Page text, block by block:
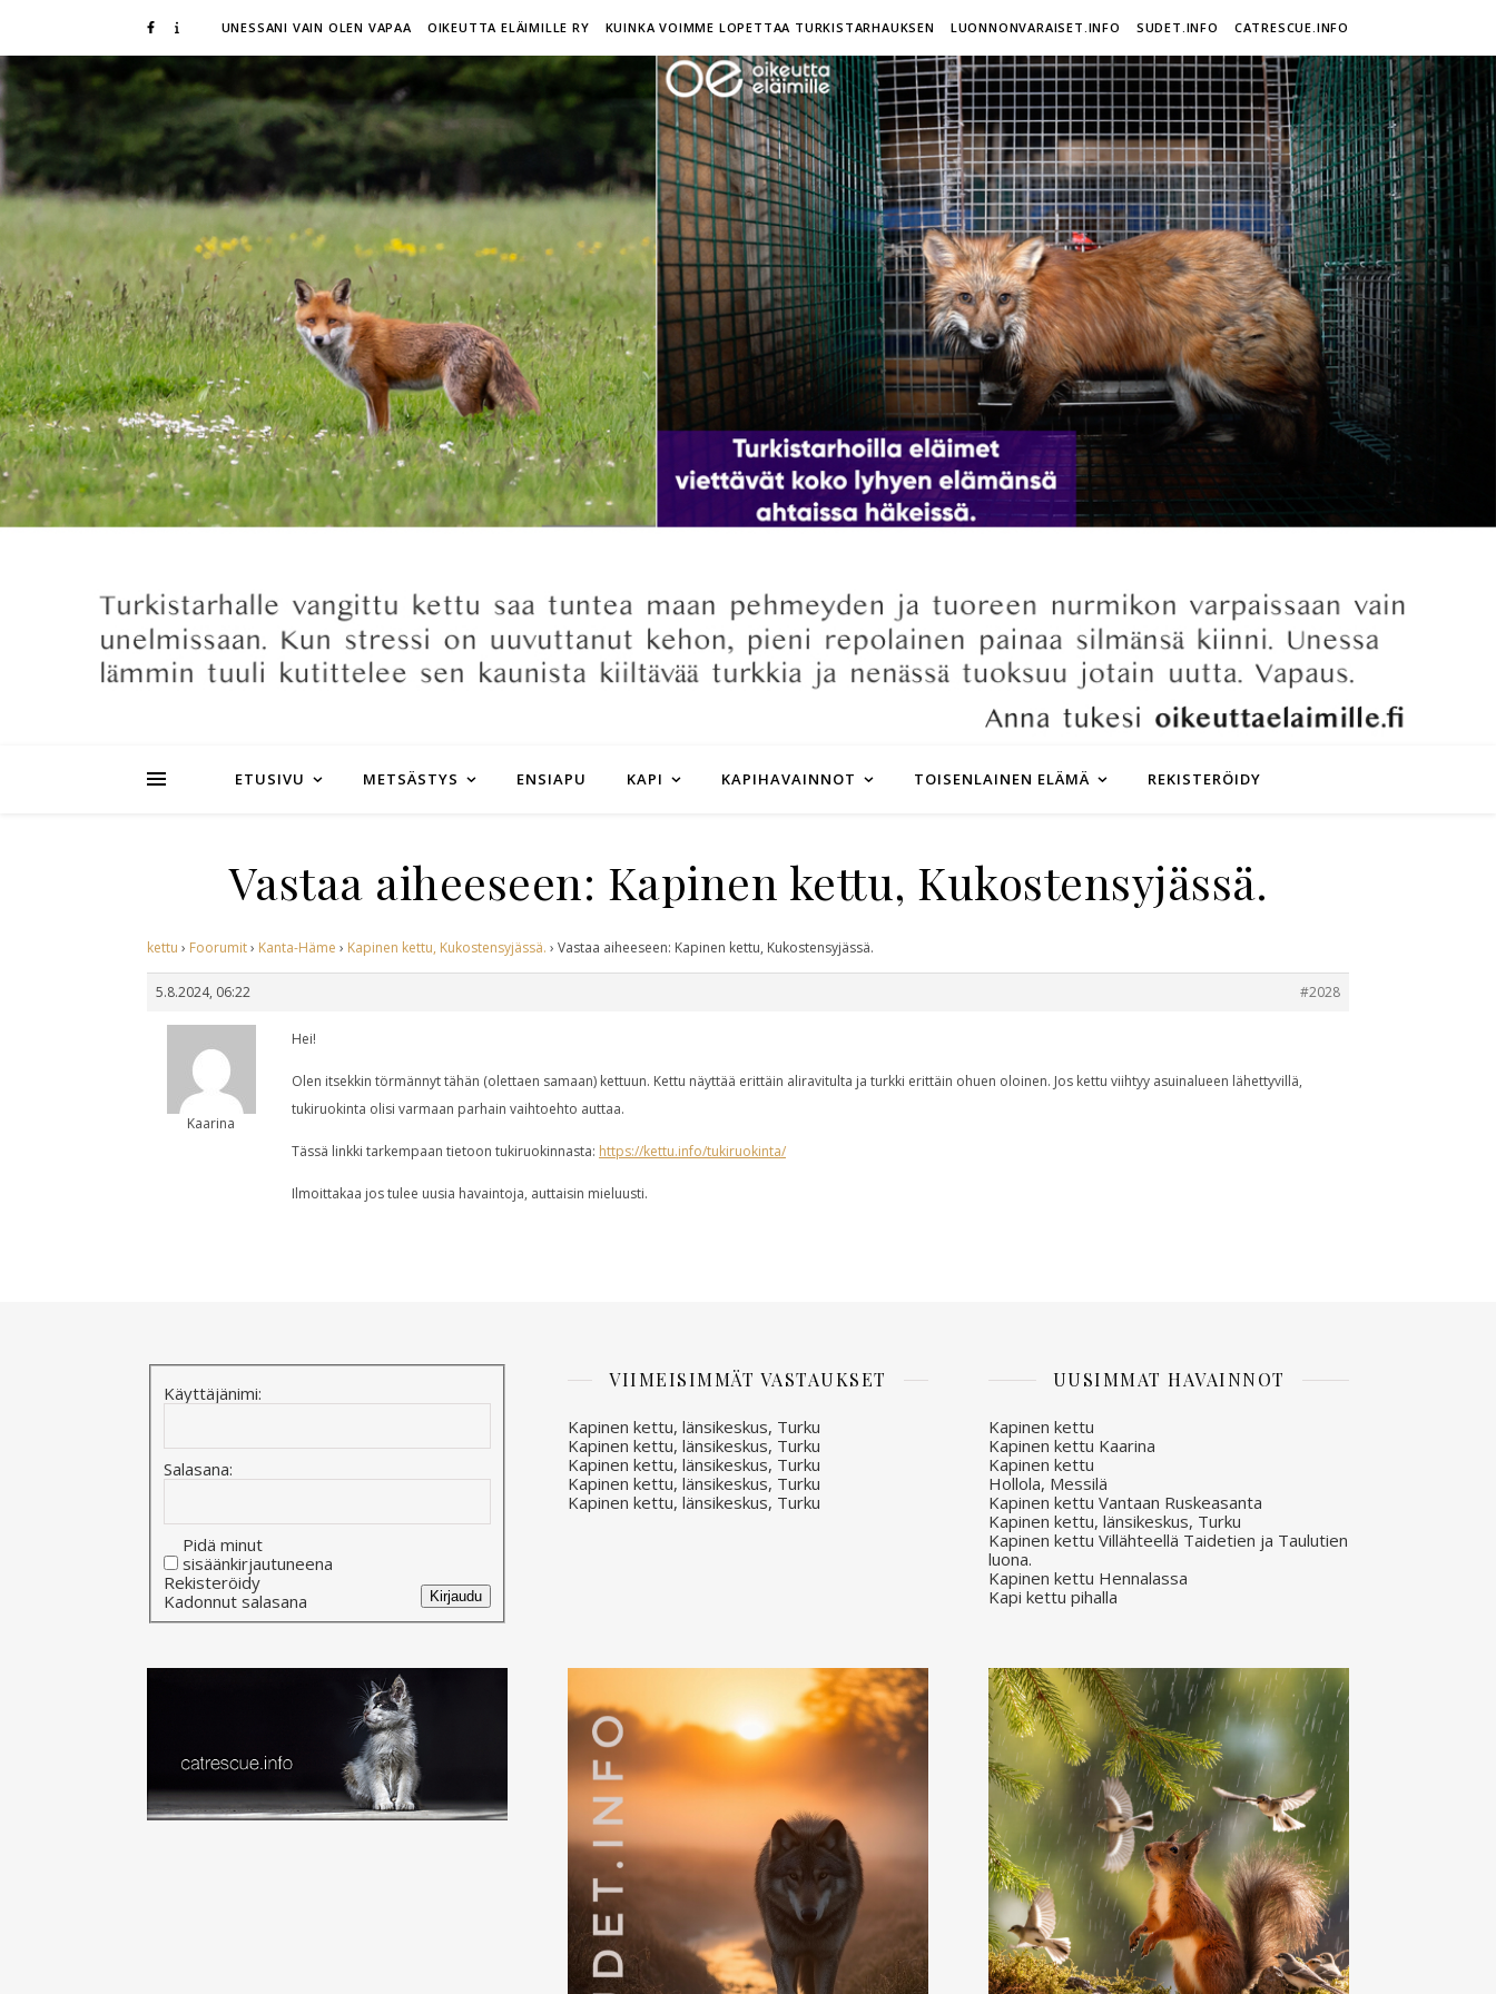
UNESSANI VAIN OLEN VAPAA OIKEUTTA ELÄIMILLE RY KUINKA VOIMME LOPETTAA TURKISTARHAUKSEN LUONNONVARAISET.INFO SUDET.INFO CATRESCUE.INFO
ETUSIVU METSÄSTYS ENSIAPU KAPI KAPIHAVAINNOT TOISENLAINEN ELÄMÄ REKISTERÖIDY
Vastaa aiheeseen: Kapinen kettu, Kukostensyjässä.
kettu › Foorumit› Kanta-Häme › Kapinen kettu, Kukostensyjässä. › Vastaa aiheeseen: Kapinen kettu, Kukostensyjässä.
5.8.2024, 06:22 #2028
Kaarina
Hei!
Olen itsekkin törmännyt tähän (olettaen samaan) kettuun. Kettu näyttää erittäin aliravitulta ja turkki erittäin ohuen oloinen. Jos kettu viihtyy asuinalueen lähettyvillä,
tukiruokinta olisi varmaan parhain vaihtoehto auttaa.
Tässä linkki tarkempaan tietoon tukiruokinnasta: https://kettu.info/tukiruokinta/
Ilmoittakaa jos tulee uusia havaintoja, auttaisin mieluusti.
Käyttäjänimi:
Salasana:
Pidä minut
sisäänkirjautuneena
Alternative:
Kirjaudu
Rekisteröidy
Kadonnut salasana
VIIMEISIMMÄT VASTAUKSET
Kapinen kettu, länsikeskus, Turku
Kapinen kettu, länsikeskus, Turku
Kapinen kettu, länsikeskus, Turku
Kapinen kettu, länsikeskus, Turku
Kapinen kettu, länsikeskus, Turku
UUSIMMAT HAVAINNOT
Kapinen kettu
Kapinen kettu Kaarina
Kapinen kettu
Hollola, Messilä
Kapinen kettu Vantaan Ruskeasanta
Kapinen kettu, länsikeskus, Turku
Kapinen kettu Villähteellä Taidetien ja Taulutien
luona.
Kapinen kettu Hennalassa
Kapi kettu pihalla